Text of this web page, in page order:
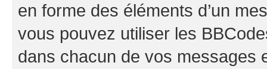
en forme des éléments d’un
vous pouvez utiliser les
dans chacun de vos messages